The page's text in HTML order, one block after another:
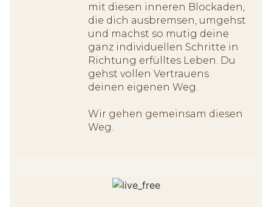
mit diesen inneren Blockaden,
die dich ausbremsen, umgehst
und machst so mutig deine
ganz individuellen Schritte in
Richtung erfülltes Leben. Du
gehst vollen Vertrauens
deinen eigenen Weg.
Wir gehen gemeinsam diesen
Weg.